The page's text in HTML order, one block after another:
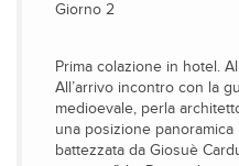
Giorno 2
Prima colazione in hotel.
All’arrivo incontro con la
medioevale, perla
una posizione
battezzata da Giosuè